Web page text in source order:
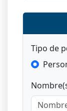
Tipo de